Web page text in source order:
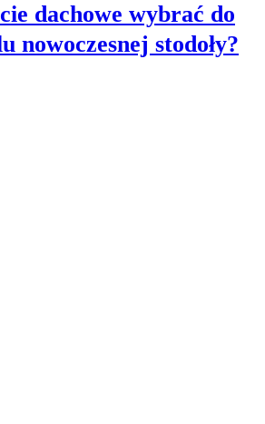
dachowe wybrać do
nowoczesnej stodoły?